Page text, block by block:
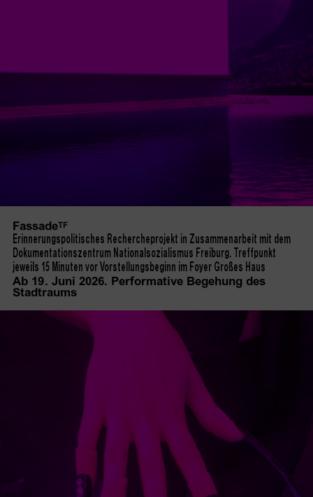
FassadeTF
Erinnerungspolitisches Rechercheprojekt in Zusammenarbeit mit dem
Dokumentationszentrum Nationalsozialismus Freiburg. Treffpunkt
jeweils 15 Minuten vor Vorstellungsbeginn im Foyer Großes Haus
Ab 19. Juni 2026. Performative Begehung des
Stadtraums